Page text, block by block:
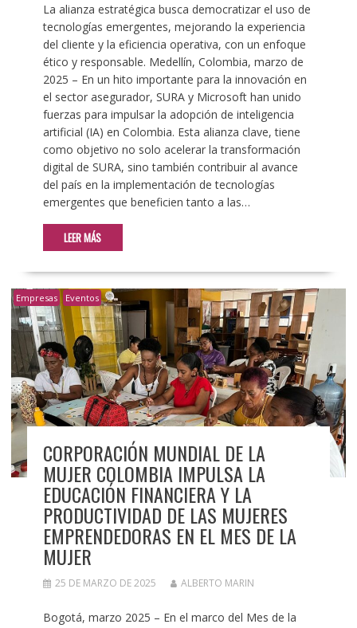
La alianza estratégica busca democratizar el uso de
tecnologías emergentes, mejorando la experiencia
del cliente y la eficiencia operativa, con un enfoque
ético y responsable. Medellín, Colombia, marzo de
2025 – En un hito importante para la innovación en
el sector asegurador, SURA y Microsoft han unido
fuerzas para impulsar la adopción de inteligencia
artificial (IA) en Colombia. Esta alianza clave, tiene
como objetivo no solo acelerar la transformación
digital de SURA, sino también contribuir al avance
del país en la implementación de tecnologías
emergentes que beneficien tanto a las…
LEER MÁS
Empresas Eventos
CORPORACIÓN MUNDIAL DE LA
MUJER COLOMBIA IMPULSA LA
EDUCACIÓN FINANCIERA Y LA
PRODUCTIVIDAD DE LAS MUJERES
EMPRENDEDORAS EN EL MES DE LA
MUJER
25 DE MARZO DE 2025 ALBERTO MARIN
Bogotá, marzo 2025 – En el marco del Mes de la